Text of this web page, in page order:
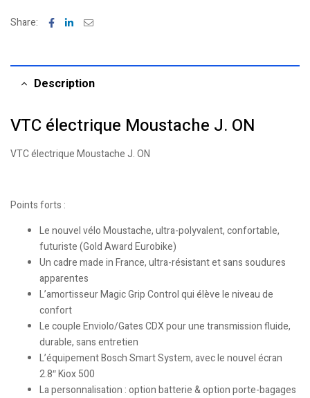
Share: Facebook
LinkedinEmail
Description
VTC électrique Moustache J. ON
VTC électrique Moustache J. ON
Points forts :
Le nouvel vélo Moustache, ultra-polyvalent, confortable,
futuriste (Gold Award Eurobike)
Un cadre made in France, ultra-résistant et sans soudures
apparentes
L’amortisseur Magic Grip Control qui élève le niveau de
confort
Le couple Enviolo/Gates CDX pour une transmission fluide,
durable, sans entretien
L’équipement Bosch Smart System, avec le nouvel écran
2.8″ Kiox 500
La personnalisation : option batterie & option porte-bagages